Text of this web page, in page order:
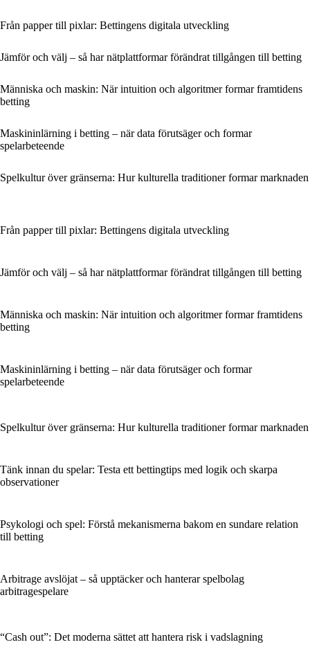
Från papper till pixlar: Bettingens digitala utveckling
Jämför och välj – så har nätplattformar förändrat tillgången till betting
Människa och maskin: När intuition och algoritmer formar framtidens
betting
Maskininlärning i betting – när data förutsäger och formar
spelarbeteende
Spelkultur över gränserna: Hur kulturella traditioner formar marknaden
Från papper till pixlar: Bettingens digitala utveckling
Jämför och välj – så har nätplattformar förändrat tillgången till betting
Människa och maskin: När intuition och algoritmer formar framtidens
betting
Maskininlärning i betting – när data förutsäger och formar
spelarbeteende
Spelkultur över gränserna: Hur kulturella traditioner formar marknaden
Tänk innan du spelar: Testa ett bettingtips med logik och skarpa
observationer
Psykologi och spel: Förstå mekanismerna bakom en sundare relation
till betting
Arbitrage avslöjat – så upptäcker och hanterar spelbolag
arbitragespelare
“Cash out”: Det moderna sättet att hantera risk i vadslagning